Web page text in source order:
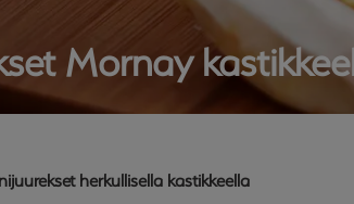
Mornay
herkullisella kastikkeella